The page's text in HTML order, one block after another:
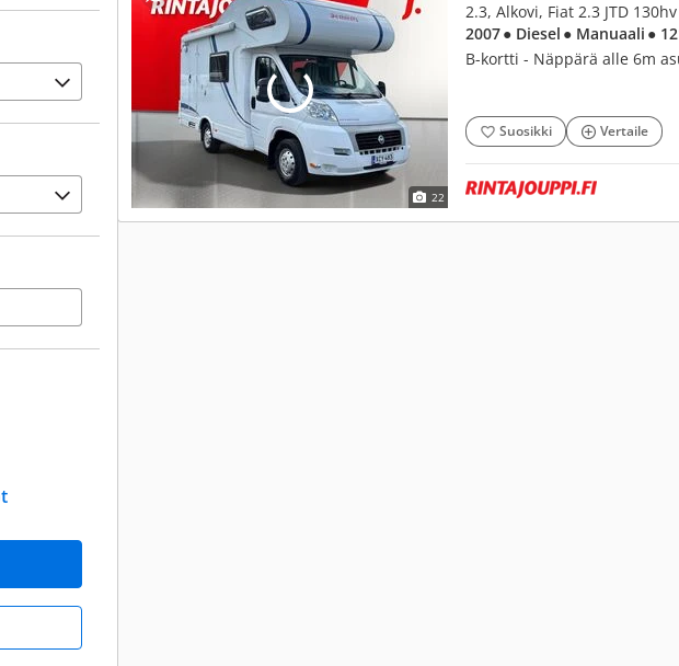
22
2.3, Alkovi, Fiat 2.3 JTD
2007● Diesel ● Manuaali ●
B-kortti - Näppärä alle 6m
Suosikki Vertaile